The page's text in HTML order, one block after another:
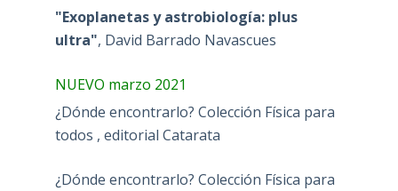
"Exoplanetas y astrobiología: plus
ultra", David Barrado Navascues
NUEVO marzo 2021
¿Dónde encontrarlo? Colección Física para
todos , editorial Catarata
¿Dónde encontrarlo? Colección Física para